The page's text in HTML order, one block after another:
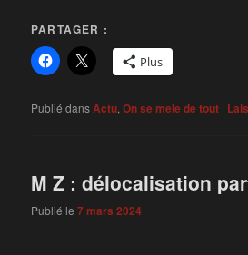
PARTAGER :
Plus
Publié dans Actu,On se mele de tout |
M Z : délocalisation
Publié le7 mars 2024